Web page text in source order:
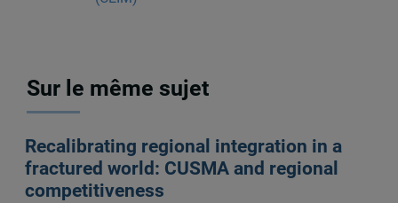
Sur le même sujet
Recalibrating regional integration in a
fractured world: CUSMA and regional
competitiveness